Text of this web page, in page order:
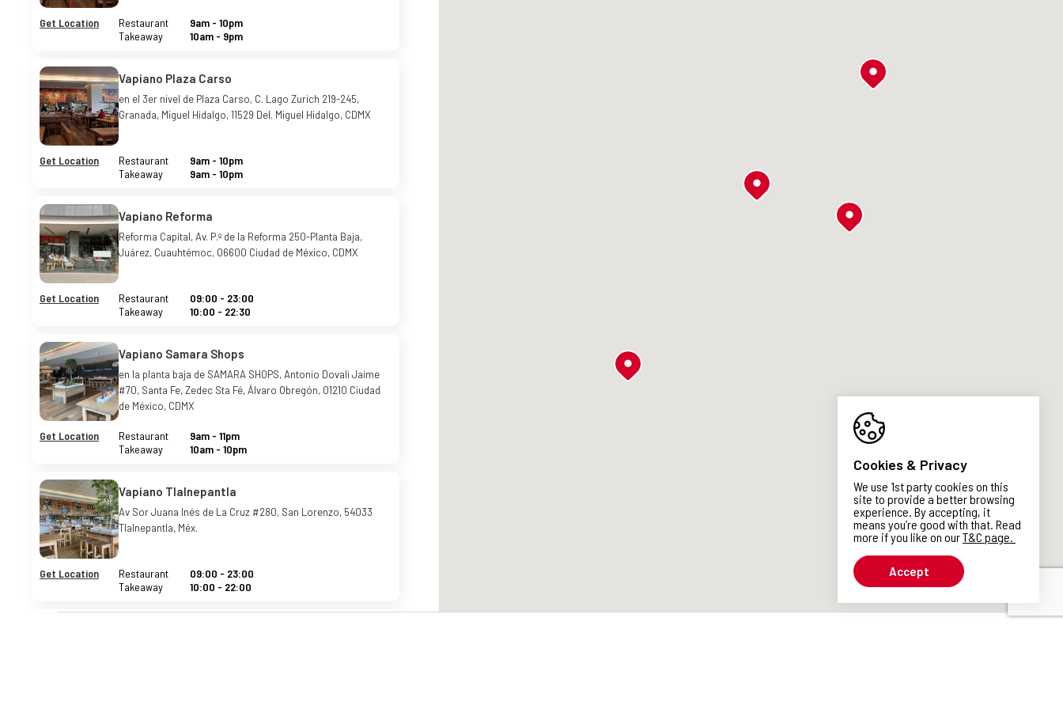
Get Location Restaurant 9am - 10pm
Takeaway
10am - 9pm
Vapiano Plaza Carso
en el 3er nivel de Plaza Carso, C. Lago Zurich 219-245,
Granada, Miguel Hidalgo, 11529 Del. Miguel Hidalgo, CDMX
Get Location Restaurant 9am - 10pm
Takeaway
9am - 10pm
Vapiano Reforma
Reforma Capital, Av. P.º de la Reforma 250-Planta Baja,
Juárez, Cuauhtémoc, 06600 Ciudad de México, CDMX
Get Location Restaurant 09:00 - 23:00
Takeaway
10:00 - 22:30
Vapiano Samara Shops
en la planta baja de SAMARA SHOPS, Antonio Dovali Jaime
#70, Santa Fe, Zedec Sta Fé, Álvaro Obregón, 01210 Ciudad
de México, CDMX
Get Location Restaurant 9am - 11pm
Takeaway
10am - 10pm
Vapiano Tlalnepantla
Av Sor Juana Inés de La Cruz #280, San Lorenzo, 54033
Tlalnepantla, Méx.
Get Location Restaurant 09:00 - 23:00
Takeaway
10:00 - 22:00
Cookies & Privacy
We use 1st party cookies on this
site to provide a better browsing
experience. By accepting, it
means you’re good with that. Read
more if you like on ourT&C page.
Accept